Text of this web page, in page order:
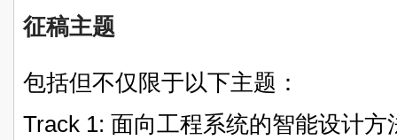
征稿主题
包括但不仅限于以下主题：
Track 1: 面向工程系统的智能设计方